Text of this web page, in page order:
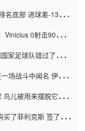
名底部 进球差-13令人
0射击90分钟
家足球队错过了世界
场战斗中闻名 伊万放
鸟儿被用来摆脱它
买了菲利克斯 签了7年